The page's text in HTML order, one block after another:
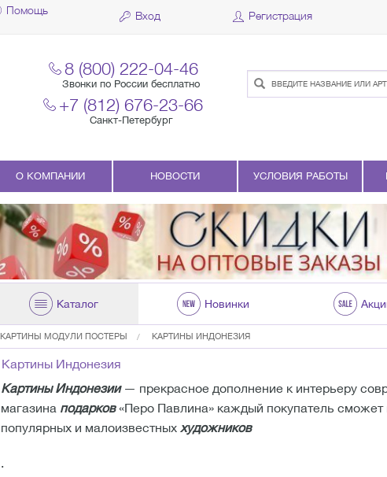
Помощь Вход Регистрация
8 (800) 222-04-46
Звонки по России бесплатно
+7 (812) 676-23-66
Санкт-Петербург
О КОМПАНИИ НОВОСТИ УСЛОВИЯ РАБОТЫ
Каталог Новинки
КАРТИНЫ МОДУЛИ ПОСТЕРЫ КАРТИНЫ ИНДОНЕЗИЯ
Картины Индонезия
Картины Индонезии— прекрасное дополнение к интерьеру
магазина подарков«Перо Павлина» каждый покупатель сможет
популярных и малоизвестных художников
.